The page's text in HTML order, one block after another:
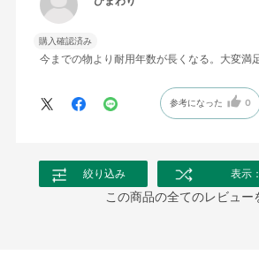
購入確認済み
今までの物より耐用年数が長くなる。大変満
参考になった 0
絞り込み 表示
この商品の全てのレビュー